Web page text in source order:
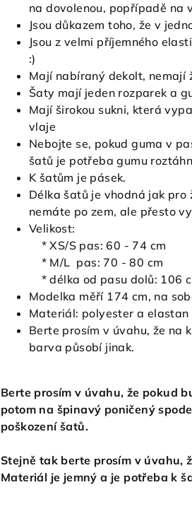
na dovolenou, popřípadě na
Jsou důkazem toho, že v
Jsou z velmi příjemného
:)
Mají nabíraný dekolt, nemají
Šaty mají jeden rozparek a
Mají širokou sukni, která
vlaje
Nebojte se, pokud guma v
šatů je potřeba gumu
K šatům je pásek.
Délka šatů je vhodná jak
nemáte po zem, ale přesto
Velikost:
* XS/S pas: 60 - 74 cm
* M/L pas: 70 - 80 cm
* délka od pasu dolů: 106
Modelka měří 174 cm, na
Materiál: polyester a elastan
Berte prosím v úvahu, že na
barva působí jinak.
Berte prosím v úvahu, že pokud
potom na špinavý poničený
poškození šatů.
Stejně tak berte prosím v úvahu,
Materiál je jemný a je potřeba k